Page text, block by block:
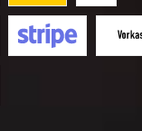
Express
Kühlpaket DHL
/ Kein Versand